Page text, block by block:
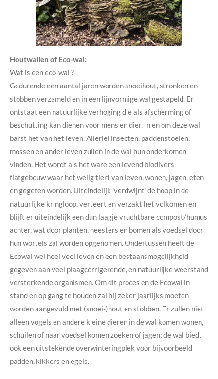
Houtwallen of Eco-wal:
Wat is een eco-wal ?
Gedurende een aantal jaren worden snoeihout, stronken en
stobben verzameld en in een lijnvormige wal gestapeld. Er
ontstaat een natuurlijke verhoging die als afscherming of
beschutting kan dienen voor mens en dier. In en om deze wal
barst het van het leven. Allerlei insecten, paddenstoelen,
mossen en ander leven zullen in de wal hun onderkomen
vinden. Het wordt als het ware een levend biodivers
flatgebouw waar het welig tiert van leven, wonen, jagen, eten
en gegeten worden. Uiteindelijk 'verdwijnt' de hoop in de
natuurlijke kringloop, verteert en verzakt het volkomen en
blijft er uiteindelijk een dun laagje vruchtbare compost/humus
achter, wat door planten, heesters en bomen als voedsel door
hun wortels zal worden opgenomen. Ondertussen heeft de
Ecowal wel heel veel leven en een bestaansmogelijkheid
gegeven aan veel plaagcorrigerende, en natuurlijke weerstand
versterkende organismen. Om dit proces en de Ecowal in
stand en op gang te houden zal hij zeker jaarlijks moeten
worden aangevuld met (snoei-)hout en stobben. Er zullen niet
alleen vogels en andere kleine dieren in de wal komen wonen,
schuilen of naar voedsel komen zoeken of jagen; de wal biedt
ook een uitstekende overwinteringplek voor bijvoorbeeld
padden, kikkers en egels.